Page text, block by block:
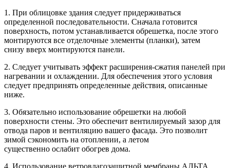
1. При облицовке здания следует придерживаться
определенной последовательности. Сначала готовится
поверхность, потом устанавливается обрешетка, после этого
монтируются все отделочные элементы (планки), затем
снизу вверх монтируются панели.
2. Следует учитывать эффект расширения-сжатия панелей при
нагревании и охлаждении. Для обеспечения этого условия
следует предпринять определенные действия, описанные
ниже.
3. Обязательно использование обрешетки на любой
поверхности стены. Это обеспечит вентилируемый зазор для
отвода паров и вентиляцию вашего фасада. Это позволит
зимой сэкономить на отоплении, а летом
существенно ослабит обогрев дома.
4. Использование ветровлагозащитной мембраны АЛЬТА